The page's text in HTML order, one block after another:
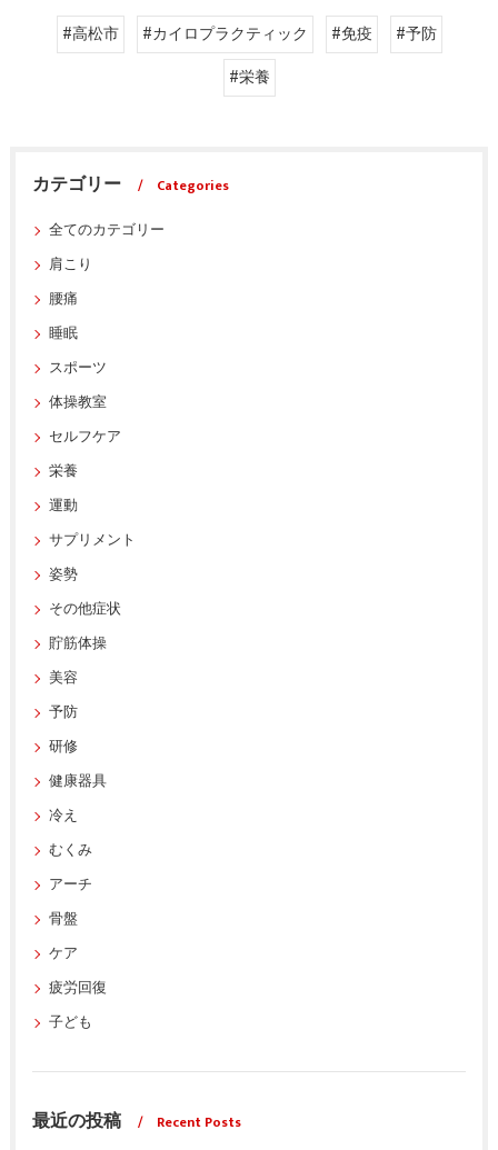
#高松市 #カイロプラクティック #免疫
#予防
#栄養
カテゴリー
Categories
全てのカテゴリー
肩こり
腰痛
睡眠
スポーツ
体操教室
セルフケア
栄養
運動
サプリメント
姿勢
その他症状
貯筋体操
美容
予防
研修
健康器具
冷え
むくみ
アーチ
骨盤
ケア
疲労回復
子ども
最近の投稿 Recent Posts